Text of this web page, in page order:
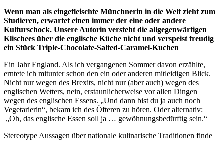
Wenn man als eingefleischte Münchnerin in die Welt zieht zum
Studieren, erwartet einen immer der eine oder andere
Kulturschock. Unsere Autorin versteht die allgegenwärtigen
Klischees über die englische Küche nicht und verspeist freudig
ein Stück Triple-Chocolate-Salted-Caramel-Kuchen
Ein Jahr England. Als ich vergangenen Sommer davon erzählte,
erntete ich mitunter schon den ein oder anderen mitleidigen Blick.
Nicht nur wegen des Brexits, nicht nur (aber auch) wegen des
englischen Wetters, nein, erstaunlicherweise vor allen Dingen
wegen des englischen Essens. „Und dann bist du ja auch noch
Vegetarierin“, bekam ich des Öfteren zu hören. Oder alternativ:
„Oh, das englische Essen soll ja … gewöhnungsbedürftig sein.“
Stereotype Aussagen über nationale kulinarische Traditionen finde